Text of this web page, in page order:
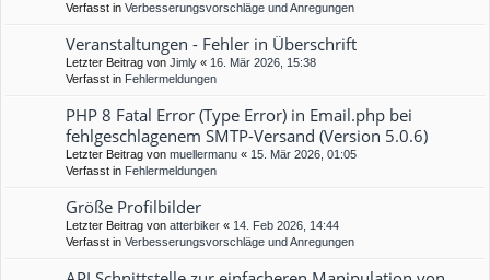
Verfasst in Verbesserungsvorschläge und Anregungen
Veranstaltungen - Fehler in Überschrift
Letzter Beitrag von Jimly « 16. Mär 2026, 15:38
Verfasst in Fehlermeldungen
PHP 8 Fatal Error (Type Error) in Email.php bei
fehlgeschlagenem SMTP-Versand (Version 5.0.6)
Letzter Beitrag von muellermanu « 15. Mär 2026, 01:05
Verfasst in Fehlermeldungen
Größe Profilbilder
Letzter Beitrag von atterbiker « 14. Feb 2026, 14:44
Verfasst in Verbesserungsvorschläge und Anregungen